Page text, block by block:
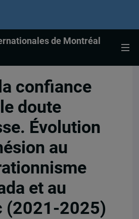
de Montréal
confiance
doute
Évolution
au
et au
(2021-2025)